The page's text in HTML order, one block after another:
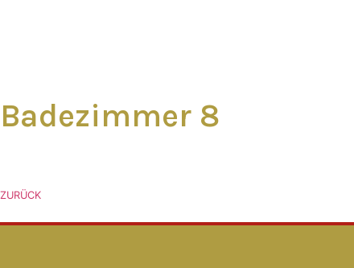
Badezimmer 8
ZURÜCK